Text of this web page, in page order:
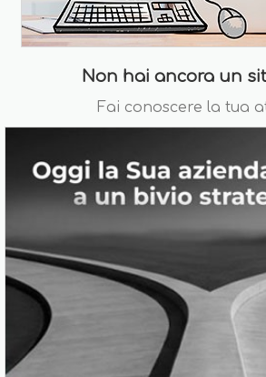
Non hai ancora un
Fai conoscere la tua